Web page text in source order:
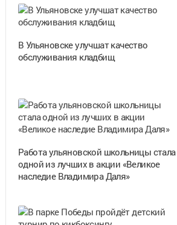
В Ульяновске улучшат качество
обслуживания кладбищ
Работа ульяновской школьницы стала
одной из лучших в акции «Великое
наследие Владимира Даля»